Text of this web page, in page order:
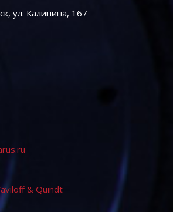
ул. Калинина, 167
& Quindt